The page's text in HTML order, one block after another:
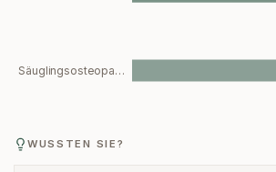
Säuglingsosteopa…
WUSSTEN SIE?